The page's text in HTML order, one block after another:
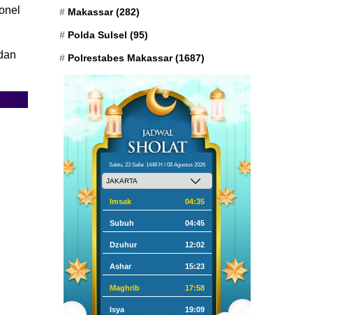
Makassar(282)
Polda Sulsel (95)
Polrestabes Makassar(1687)
Sabtu, 23 Safar 1448 H / 08 Agustus 2026
Imsak 04:35
Subuh 04:45
Dzuhur 12:02
Ashar 15:23
Maghrib 17:58
Isya 19:09